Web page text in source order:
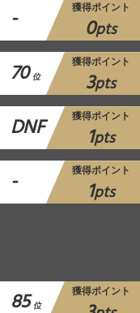
- 獲得ポイント
0pts
70 位
獲得ポイント
3pts
DNF 獲得ポイント
1pts
- 獲得ポイント
1pts
85 位
獲得ポイント